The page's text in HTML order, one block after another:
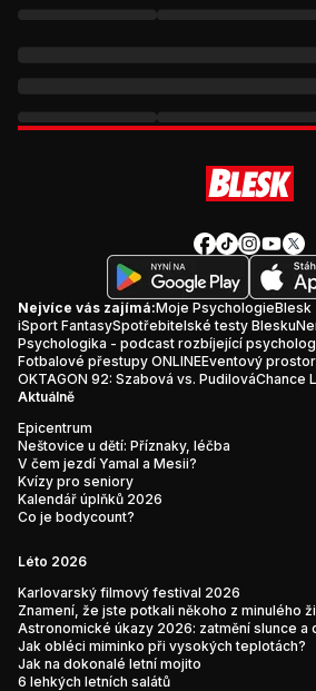
Nejvíce vás zajímá:Moje PsychologieBlesk
iSport FantasySpotřebitelské testy Blesku
Psychologika - podcast rozbíjející
Fotbalové přestupy ONLINEEventový
OKTAGON 92: Szabová vs. PudilováChance
Aktuálně
Epicentrum
Neštovice u dětí: Příznaky, léčba
V čem jezdí Yamal a Mesii?
Kvízy pro seniory
Kalendář úplňků 2026
Co je bodycount?
Léto 2026
Karlovarský filmový festival 2026
Znamení, že jste potkali někoho z minulého
Astronomické úkazy 2026: zatmění slunce a
Jak obléci miminko při vysokých teplotách?
Jak na dokonalé letní mojito
6 lehkých letních salátů